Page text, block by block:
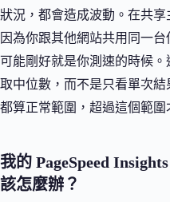
狀況，都會造成波動。在共享
因為你跟其他網站共用同一
可能剛好就是你測速的時候
取中位數，而不是只看單次結
都算正常範圍，超過這個範圍
我的 PageSpeed
該怎麼辦？